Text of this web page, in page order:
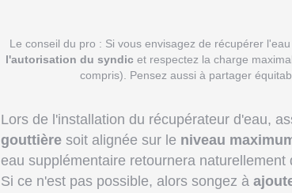
Le conseil du pro : Si vous envisagez de récupérer
l'autorisation du syndicet respectez la charge
compris). Pensez aussi à partager
Lors de l'installation du récupérateur d'eau,
gouttière soit alignée sur le niveau
eau supplémentaire retournera naturellement
Si ce n'est pas possible, alors songez à